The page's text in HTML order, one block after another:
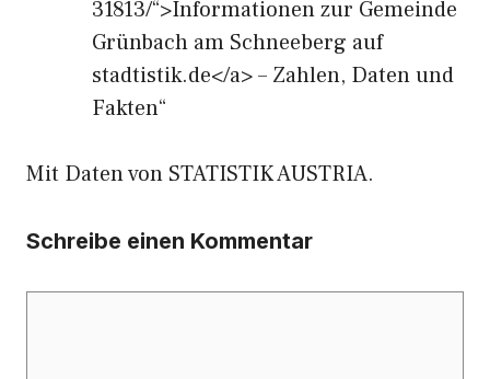
31813/“>Informationen zur Gemeinde
Grünbach am Schneeberg auf
stadtistik.de</a> – Zahlen, Daten und
Fakten“
Mit Daten von STATISTIK AUSTRIA.
Schreibe einen Kommentar